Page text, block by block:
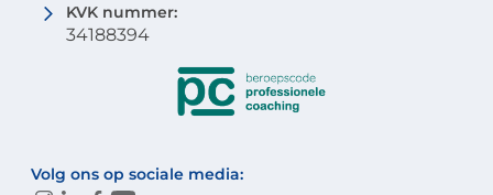
KVK nummer:
34188394
Volg ons op sociale media: